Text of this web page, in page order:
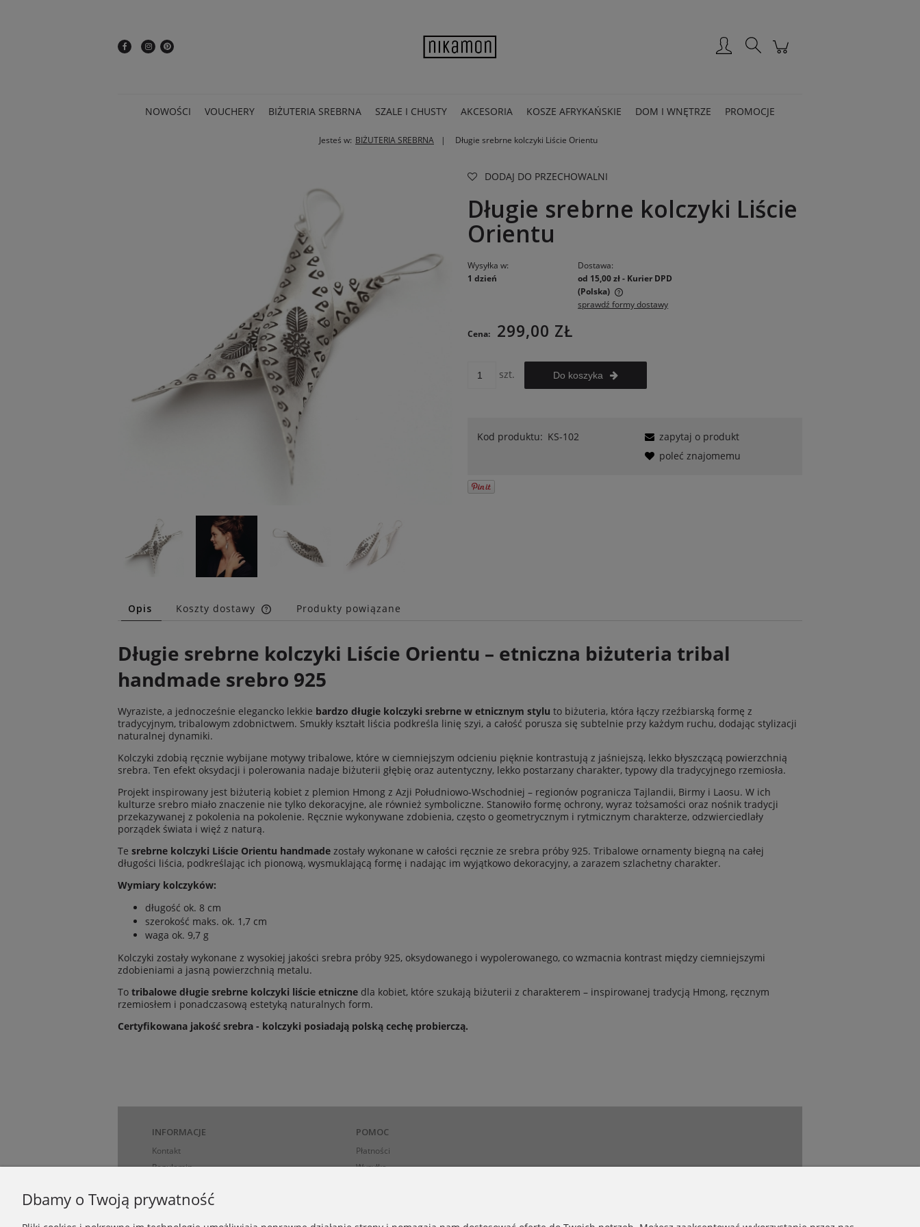
NOWOŚCI VOUCHERY BIŻUTERIA SREBRNA SZALE I CHUSTY AKCESORIA KOSZE AFRYKAŃSKIE DOM I WNĘTRZE PROMOCJE
Jesteś w: BIŻUTERIA SREBRNA Długie srebrne kolczyki Liście Orientu
DODAJ DO PRZECHOWALNI
Długie srebrne kolczyki Liście
Orientu
Wysyłka w:
1 dzień
Dostawa:
od 15,00 zł- Kurier DPD
(Polska)
kosztów płatności
sprawdź formy dostawy
Cena: 299,00 ZŁ
szt. Do koszyka
Kod produktu: KS-102
zapytaj o produkt
poleć znajomemu
Opis Koszty dostawy
Cena nie zawiera ewentualnych
kosztów płatności
Produkty powiązane
Długie srebrne kolczyki Liście Orientu – etniczna biżuteria tribal
handmade srebro 925
Wyraziste, a jednocześnie elegancko lekkie bardzo długie kolczyki srebrne w etnicznym stylu to biżuteria, która łączy rzeźbiarską formę z
tradycyjnym, tribalowym zdobnictwem. Smukły kształt liścia podkreśla linię szyi, a całość porusza się subtelnie przy każdym ruchu, dodając stylizacji
naturalnej dynamiki.
Kolczyki zdobią ręcznie wybijane motywy tribalowe, które w ciemniejszym odcieniu pięknie kontrastują z jaśniejszą, lekko błyszczącą powierzchnią
srebra. Ten efekt oksydacji i polerowania nadaje biżuterii głębię oraz autentyczny, lekko postarzany charakter, typowy dla tradycyjnego rzemiosła.
Projekt inspirowany jest biżuterią kobiet z plemion Hmong z Azji Południowo-Wschodniej – regionów pogranicza Tajlandii, Birmy i Laosu. W ich
kulturze srebro miało znaczenie nie tylko dekoracyjne, ale również symboliczne. Stanowiło formę ochrony, wyraz tożsamości oraz nośnik tradycji
przekazywanej z pokolenia na pokolenie. Ręcznie wykonywane zdobienia, często o geometrycznym i rytmicznym charakterze, odzwierciedlały
porządek świata i więź z naturą.
Te srebrne kolczyki Liście Orientu handmade zostały wykonane w całości ręcznie ze srebra próby 925. Tribalowe ornamenty biegną na całej
długości liścia, podkreślając ich pionową, wysmuklającą formę i nadając im wyjątkowo dekoracyjny, a zarazem szlachetny charakter.
Wymiary kolczyków:
długość ok. 8 cm
szerokość maks. ok. 1,7 cm
waga ok. 9,7 g
Kolczyki zostały wykonane z wysokiej jakości srebra próby 925, oksydowanego i wypolerowanego, co wzmacnia kontrast między ciemniejszymi
zdobieniami a jasną powierzchnią metalu.
To tribalowe długie srebrne kolczyki liście etniczne dla kobiet, które szukają biżuterii z charakterem – inspirowanej tradycją Hmong, ręcznym
rzemiosłem i ponadczasową estetyką naturalnych form.
Certyfikowana jakość srebra - kolczyki posiadają polską cechę probierczą.
INFORMACJE
Kontakt
Regulamin
Regulamin Vouchera (Bonu Podarunkowego)
POMOC
Płatności
Wysyłka
Dbamy o Twoją prywatność